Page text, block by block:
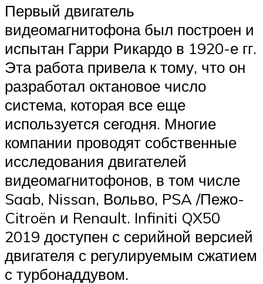
Первый двигатель
видеомагнитофона был построен и
испытан Гарри Рикардо в 1920-е гг.
Эта работа привела к тому, что он
разработал октановое число
система, которая все еще
используется сегодня. Многие
компании проводят собственные
исследования двигателей
видеомагнитофонов, в том числе
Saab, Nissan, Вольво, PSA /Пежо-
Citroën и Renault. Infiniti QX50
2019 доступен с серийной версией
двигателя с регулируемым сжатием
с турбонаддувом.